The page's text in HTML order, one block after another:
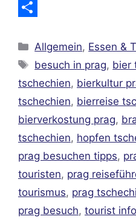
e
o
o
k
s
e
n
g
e
r
h
t
s
A
p
p
P
n
t
e
r
e
s
t
e
i
l
e
n
Kategorien
Allgemein, Essen &
Schlagwörter
besuch in prag, bier
tschechien, bierkultur
tschechien, bierreise
bierverkostung prag,
tschechien, hopfen
prag besuchen tipps,
touristen, prag
tourismus, prag
prag besuch, tourist